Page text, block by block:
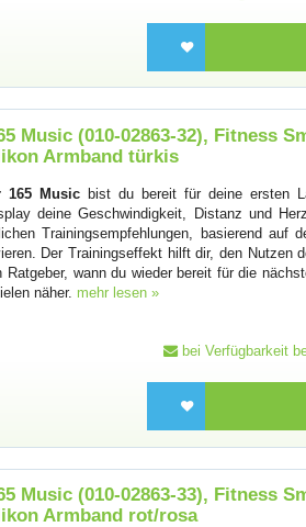
Music (010-02863-32), Fitness
Armband türkis
165 Music bist du bereit für deine ersten
deine Geschwindigkeit, Distanz und
Trainingsempfehlungen, basierend auf
Der Trainingseffekt hilft dir, den Nutzen
Ratgeber, wann du wieder bereit für die
näher. mehr lesen »
bei Verfügbarkeit
Music (010-02863-33), Fitness
Armband rot/rosa